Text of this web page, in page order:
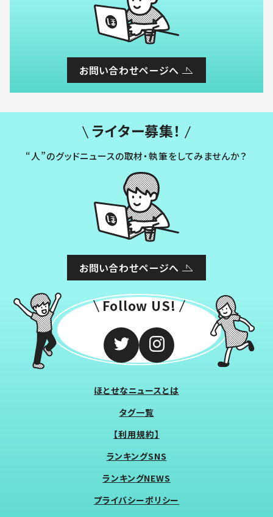
お問い合わせページへ
ライター募集！
“人”のグッドニュースの取材・執筆をしてみませんか？
お問い合わせページへ
Follow US!
ほとせなニュースとは
タグ一覧
【利用規約】
ランキングSNS
ランキングNEWS
プライバシーポリシー